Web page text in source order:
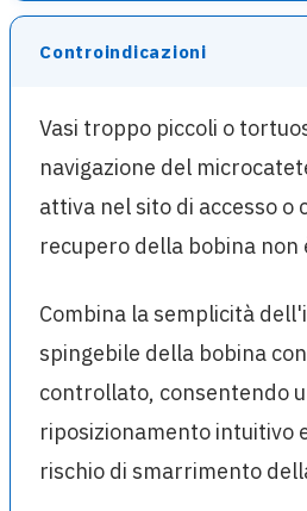
Controindicazioni
Vasi troppo piccoli o
navigazione del
attiva nel sito di accesso o
recupero della bobina non
Combina la semplicità
spingebile della bobina
controllato, consentendo
riposizionamento intuitivo
rischio di smarrimento